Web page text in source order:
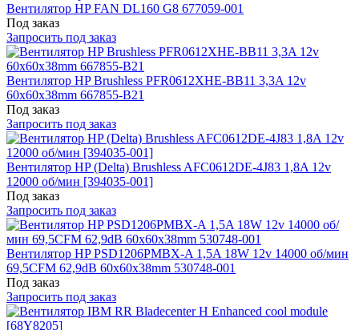
Вентилятор HP FAN DL160 G8 677059-001
Под заказ
Запросить под заказ
Вентилятор HP Brushless PFR0612XHE-BB11 3,3A 12v
60x60x38mm 667855-B21
Под заказ
Запросить под заказ
Вентилятор HP (Delta) Brushless AFC0612DE-4J83 1,8A 12v
12000 об/мин [394035-001]
Под заказ
Запросить под заказ
Вентилятор HP PSD1206PMBX-A 1,5A 18W 12v 14000 об/мин
69,5CFM 62,9dB 60x60x38mm 530748-001
Под заказ
Запросить под заказ